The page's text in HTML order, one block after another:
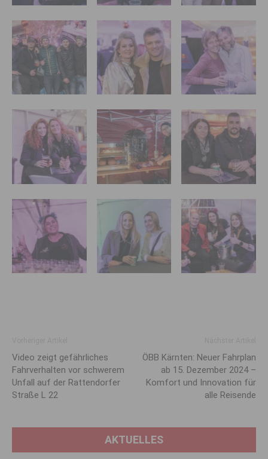
Video zeigt gefährliches
Fahrverhalten vor schwerem
Unfall auf der Rattendorfer
Straße L 22
ÖBB Kärnten: Neuer Fahrplan
ab 15. Dezember 2024 –
Komfort und Innovation für
alle Reisende
AKTUELLES